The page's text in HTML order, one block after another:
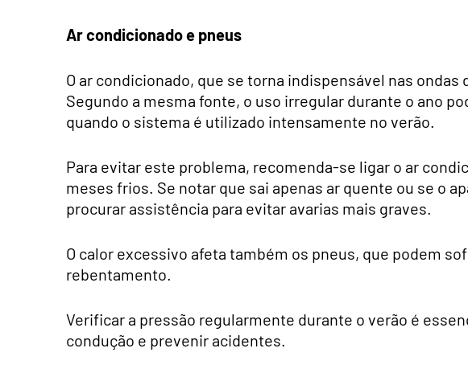
Ar condicionado e pneus
O ar condicionado, que se torna indispensável nas ondas
Segundo a mesma fonte, o uso irregular durante o ano
quando o sistema é utilizado intensamente no verão.
Para evitar este problema, recomenda-se ligar o ar
meses frios. Se notar que sai apenas ar quente ou se o
procurar assistência para evitar avarias mais graves.
O calor excessivo afeta também os pneus, que podem
rebentamento.
Verificar a pressão regularmente durante o verão é
condução e prevenir acidentes.